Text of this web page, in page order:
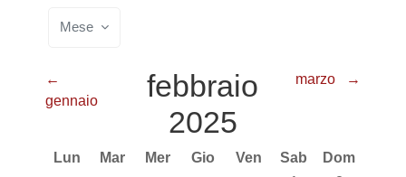
Mese
←
gennaio
febbraio
2025
marzo →
Lunedi
Lun Martedì
Mar Mercoledì
Mer Giovedì
Gio Venerdì
Ven Sabato
Sab Domenica
Dom